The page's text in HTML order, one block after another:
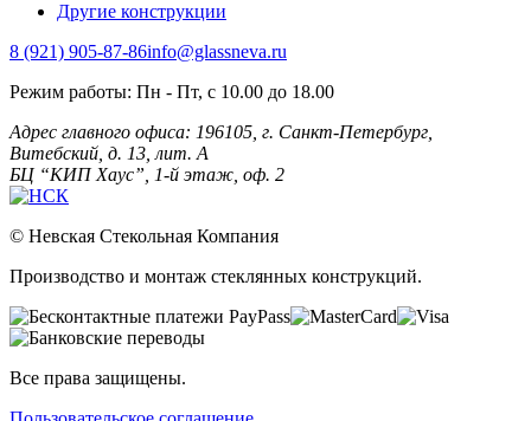
Другие конструкции
8 (921) 905-87-86info@glassneva.ru
Режим работы: Пн - Пт, с 10.00 до 18.00
Адрес главного офиса: 196105, г. Санкт-Петербург,
Витебский, д. 13, лит. А
БЦ “КИП Хаус”, 1-й этаж, оф. 2
© Невская Стекольная Компания
Производство и монтаж стеклянных конструкций.
Все права защищены.